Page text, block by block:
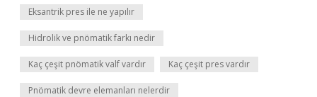
Eksantrik pres ile ne yapılır
Hidrolik ve pnömatik farkı nedir
Kaç çeşit pnömatik valf vardır Kaç çeşit pres vardır
Pnömatik devre elemanları nelerdir